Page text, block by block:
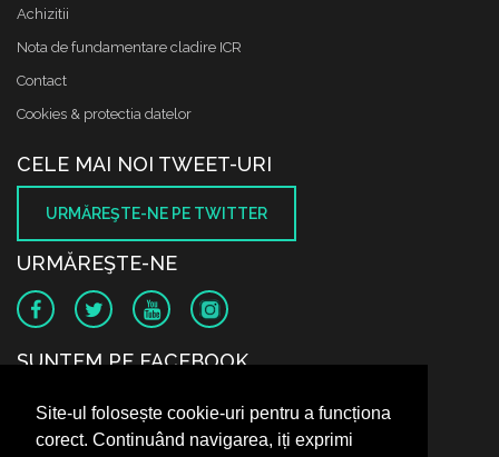
Site-ul folosește cookie-uri pentru a funcționa
corect. Continuând navigarea, iți exprimi
Achizitii
Nota de fundamentare cladire ICR
Contact
Cookies & protectia datelor
CELE MAI NOI TWEET-URI
URMĂREŞTE-NE PE TWITTER
URMĂREŞTE-NE
SUNTEM PE FACEBOOK